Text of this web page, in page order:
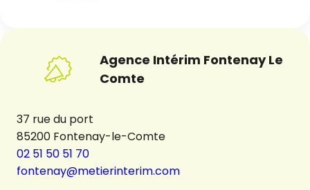
Agence Intérim Fontenay Le
Comte
37 rue du port
85200 Fontenay-le-Comte
02 51 50 51 70
fontenay@metierinterim.com